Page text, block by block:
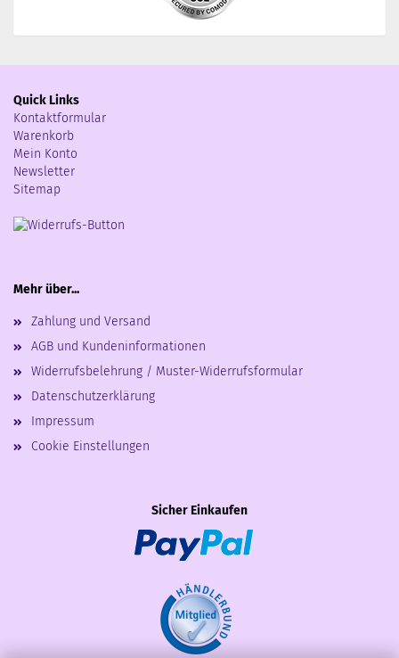
Quick Links
Kontaktformular
Warenkorb
Mein Konto
Newsletter
Sitemap
Mehr über...
Zahlung und Versand
AGB und Kundeninformationen
Widerrufsbelehrung / Muster-Widerrufsformular
Datenschutzerklärung
Impressum
Cookie Einstellungen
Sicher Einkaufen